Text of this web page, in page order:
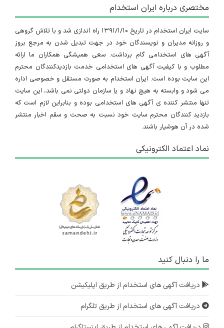
مختصری درباره ایران استخدام
سایت ایران استخدام در تاریخ ۱۳۹۱/۱/۱۰ راه اندازی شد و با تلاش گروهی
و روزانه مدیران و نویسندگان خود در جهت تبدیل شدن به مرجع بروز
آگهی های استخدامی گام برداشت. سعی همیشگی همکاران ما ارائه
مطلوب و با کیفیت آگهی های استخدامی خدمت بازدیدکنندگان محترم
این سایت بوده است. ایران استخدام به صورت مستقل و خصوصی اداره
می شود و وابسته به هیچ نهاد و یا سازمان دولتی نمی باشد، این سایت
تنها منتشر کننده ی آگهی های استخدامی بوده و بنابراین لازم است که
بازدید کنندگان محترم سایت خود نسبت به صحت و سقم اخبار منتشر
شده در آن هوشیار باشند.
نماد اعتماد الکترونیکی
ما را دنبال کنید
دریافت آگهی های استخدام از طریق اپلیکیشن
دریافت آگهی های استخدام از طریق تلگرام